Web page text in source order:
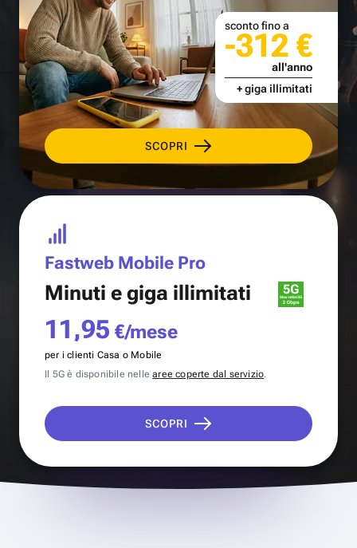
SCOPRI
sconto fino a
-312 €
all'anno
+ giga illimitati
Fastweb Mobile Pro
Minuti e giga illimitati
11,95 €/mese
per i clienti Casa o Mobile
Il 5G è disponibile nellearee coperte dal servizio.
SCOPRI